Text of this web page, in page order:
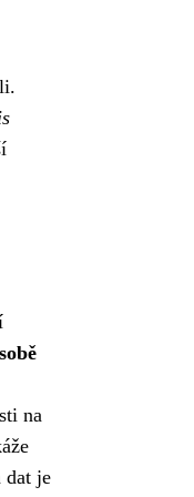
na
dat je